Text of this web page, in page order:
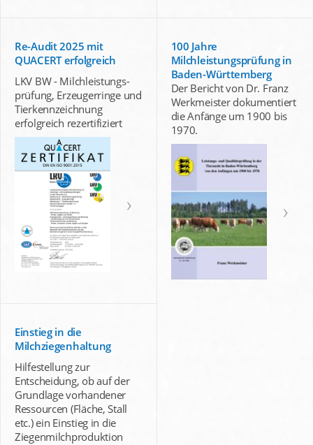
Re-Audit 2025 mit
QUACERT erfolgreich
LKV BW - Milchleistungs-
prüfung, Erzeugerringe und
Tierkennzeichnung
erfolgreich rezertifiziert
100 Jahre
Milchleistungsprüfung in
Baden-Württemberg
Der Bericht von Dr. Franz
Werkmeister dokumentiert
die Anfänge um 1900 bis
1970.
Einstieg in die
Milchziegenhaltung
Hilfestellung zur
Entscheidung, ob auf der
Grundlage vorhandener
Ressourcen (Fläche, Stall
etc.) ein Einstieg in die
Ziegenmilchproduktion